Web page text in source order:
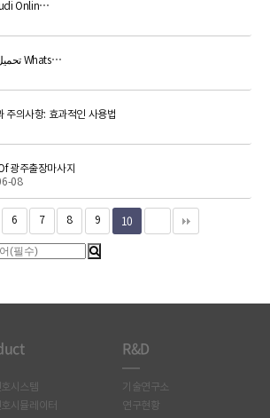
Onlin…
تحميل واتس اب بلس الاخضر Whats…
주의사항: 효과적인 사용법
광주출장마사지
08
6 7 8 9 10
시스템
시뮬레이터
R&D
기술연구소
연구현황